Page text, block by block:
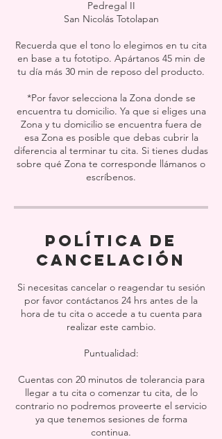
Pedregal II
San Nicolás Totolapan
Recuerda que el tono lo elegimos en tu cita
en base a tu fototipo. Apártanos 45 min de
tu día más 30 min de reposo del producto.
*Por favor selecciona la Zona donde se
encuentra tu domicilio. Ya que si eliges una
Zona y tu domicilio se encuentra fuera de
esa Zona es posible que debas cubrir la
diferencia al terminar tu cita. Si tienes dudas
sobre qué Zona te corresponde llámanos o
escríbenos.
Política de
cancelación
Si necesitas cancelar o reagendar tu sesión
por favor contáctanos 24 hrs antes de la
hora de tu cita o accede a tu cuenta para
realizar este cambio.
Puntualidad:
Cuentas con 20 minutos de tolerancia para
llegar a tu cita o comenzar tu cita, de lo
contrario no podremos proveerte el servicio
ya que tenemos sesiones de forma
continua.